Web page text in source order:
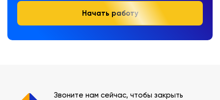
Начать работу
Звоните нам сейчас, чтобы закрыть